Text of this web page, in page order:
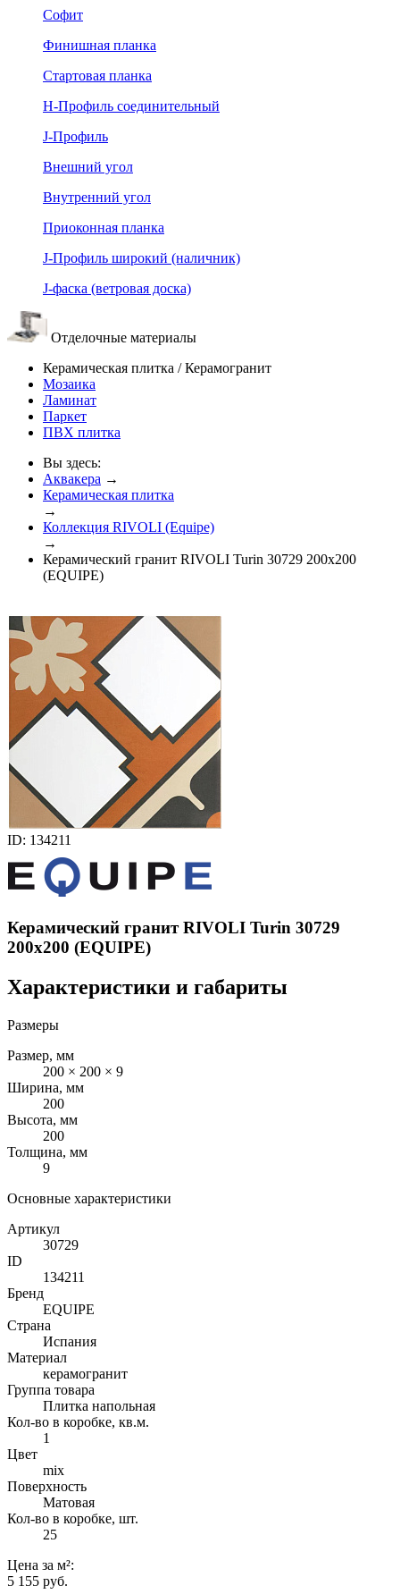
Софит
Финишная планка
Стартовая планка
Н-Профиль соединительный
J-Профиль
Внешний угол
Внутренний угол
Приоконная планка
J-Профиль широкий (наличник)
J-фаска (ветровая доска)
Отделочные материалы
Керамическая плитка / Керамогранит
Мозаика
Ламинат
Паркет
ПВХ плитка
Вы здесь:
Аквакера →
Керамическая плитка
→
Коллекция RIVOLI (Equipe)
→
Керамический гранит RIVOLI Turin 30729 200x200
(EQUIPE)
ID: 134211
Керамический гранит RIVOLI Turin 30729
200x200 (EQUIPE)
Характеристики и габариты
Размеры
Размер, мм
200 × 200 × 9
Ширина, мм
200
Высота, мм
200
Толщина, мм
9
Основные характеристики
Артикул
30729
ID
134211
Бренд
EQUIPE
Страна
Испания
Материал
керамогранит
Группа товара
Плитка напольная
Кол-во в коробке, кв.м.
1
Цвет
mix
Поверхность
Матовая
Кол-во в коробке, шт.
25
Цена за м²:
5 155 руб.